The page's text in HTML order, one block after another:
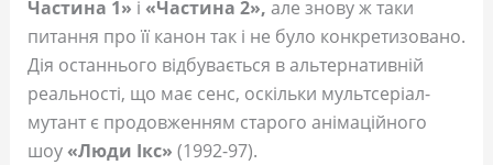
Частина 1» і «Частина 2», але знову ж таки
питання про її канон так і не було конкретизовано.
Дія останнього відбувається в альтернативній
реальності, що має сенс, оскільки мультсеріал-
мутант є продовженням старого анімаційного
шоу«Люди Ікс» (1992-97).